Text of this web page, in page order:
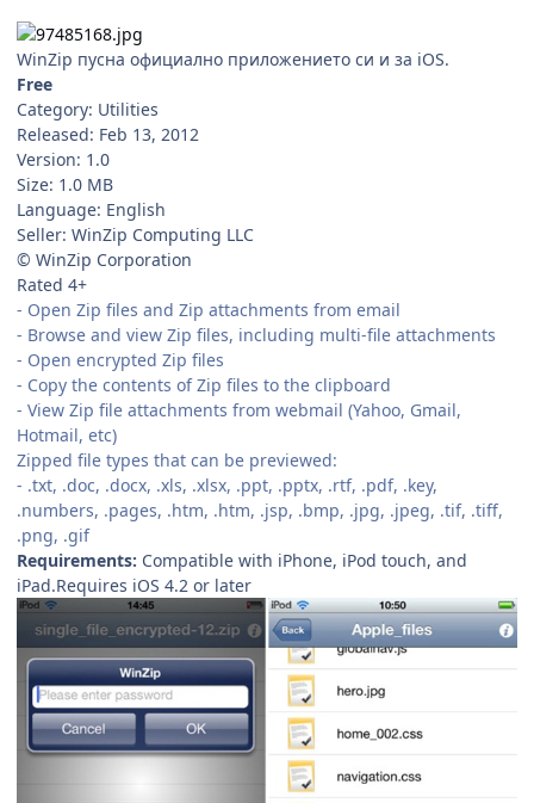
WinZip пусна официално приложението си и за iOS.
Free
Category: Utilities
Released: Feb 13, 2012
Version: 1.0
Size: 1.0 MB
Language: English
Seller: WinZip Computing LLC
© WinZip Corporation
Rated 4+
- Open Zip files and Zip attachments from email
- Browse and view Zip files, including multi-file attachments
- Open encrypted Zip files
- Copy the contents of Zip files to the clipboard
- View Zip file attachments from webmail (Yahoo, Gmail,
Hotmail, etc)
Zipped file types that can be previewed:
- .txt, .doc, .docx, .xls, .xlsx, .ppt, .pptx, .rtf, .pdf, .key,
.numbers, .pages, .htm, .htm, .jsp, .bmp, .jpg, .jpeg, .tif, .tiff,
.png, .gif
Requirements: Compatible with iPhone, iPod touch, and
iPad.Requires iOS 4.2 or later